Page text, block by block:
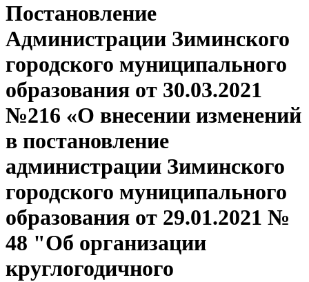
Постановление
Администрации Зиминского
городского муниципального
образования от 30.03.2021
№216 «О внесении изменений
в постановление
администрации Зиминского
городского муниципального
образования от 29.01.2021 №
48 "Об организации
круглогодичного